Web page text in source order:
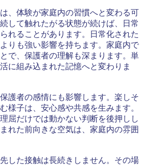
、体験が家庭内の習慣へと変わる可
して触れたがる状態が続けば、日常
れることがあります。日常化された
りも強い影響を持ちます。家庭内で
で、保護者の理解も深まります。単
に組み込まれた記憶へと変わりま
護者の感情にも影響します。楽しそ
様子は、安心感や共感を生みます。
屈だけでは動かない判断を後押しし
れた前向きな空気は、家庭内の雰囲
した接触は長続きしません。その場